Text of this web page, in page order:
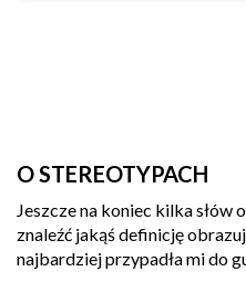
O STEREOTYPACH
Jeszcze na koniec kilka słów
znaleźć jakąś definicję
najbardziej przypadła mi do